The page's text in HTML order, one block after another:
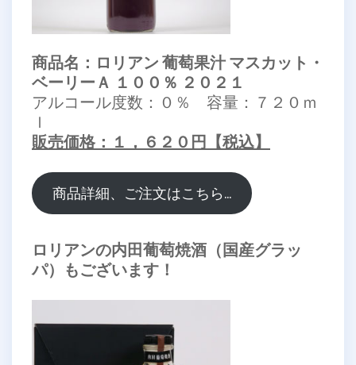
商品名：ロリアン 葡萄果汁 マスカット・
ベーリーＡ １００％ ２０２１
アルコール度数：０％ 容量：７２０ｍ
ｌ
販売価格：１，６２０円【税込】
商品詳細、ご注文はこちら…
ロリアンの内田葡萄焼酒（国産グラッ
パ）もございます！